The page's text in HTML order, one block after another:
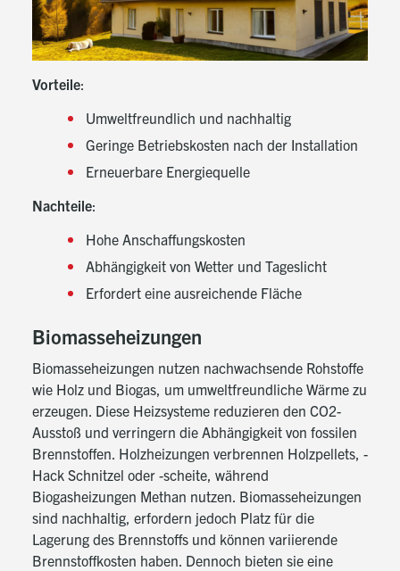
Vorteile:
Umweltfreundlich und nachhaltig
Geringe Betriebskosten nach der Installation
Erneuerbare Energiequelle
Nachteile:
Hohe Anschaffungskosten
Abhängigkeit von Wetter und Tageslicht
Erfordert eine ausreichende Fläche
Biomasseheizungen
Biomasseheizungen nutzen nachwachsende Rohstoffe
wie Holz und Biogas, um umweltfreundliche Wärme zu
erzeugen. Diese Heizsysteme reduzieren den CO2-
Ausstoß und verringern die Abhängigkeit von fossilen
Brennstoffen. Holzheizungen verbrennen Holzpellets, -
Hack Schnitzel oder -scheite, während
Biogasheizungen Methan nutzen. Biomasseheizungen
sind nachhaltig, erfordern jedoch Platz für die
Lagerung des Brennstoffs und können variierende
Brennstoffkosten haben. Dennoch bieten sie eine